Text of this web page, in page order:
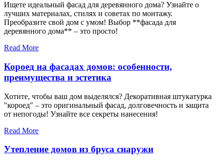
Ищете идеальный фасад для деревянного дома? Узнайте о
лучших материалах, стилях и советах по монтажу.
Преобразите свой дом с умом! Выбор **фасада для
деревянного дома** – это просто!
Read More
Короед на фасадах домов: особенности,
преимущества и эстетика
Хотите, чтобы ваш дом выделялся? Декоративная штукатурка
"короед" – это оригинальный фасад, долговечность и защита
от непогоды! Узнайте все секреты нанесения!
Read More
Утепление домов из бруса снаружи